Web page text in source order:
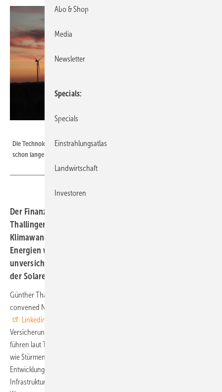
Die Technologien für eine Umstellung auf emissionsfreie Energie sind
schon lange da.
Der Finanz- und Versicherungssektor steht laut Günther
Thallinger vor einer existenziellen Bedrohung durch den
Klimawandel. Ohne einen raschen Ausbau erneuerbarer
Energien wie Photovoltaik könnten ganze Regionen
unversicherbar werden. Ausweg: Ein schneller Ausbau
der Solarenergie.
Günther Thallinger ist Allianz-Vorstands und Vorsitzender der UN-
convened Net-Zero Asset Owner Alliance. Er warnt in einem
Linkedin-Beitrag
Versicherungs- und Finanzbranche. Steigende CO₂-Emissionen
führen laut Thallinger zu einer Zunahme extremer Wetterereignisse
wie Stürmen, Hitzewellen, Starkregen und Dürren. Diese
Entwicklungen verursachen direkte physische Schäden an
Infrastrukturen, Gebäuden und Produktionsanlagen. „Hitze und
Abo & Shop
Media
Newsletter
Specials
Specials
Einstrahlungsatlas
Landwirtschaft
Investoren